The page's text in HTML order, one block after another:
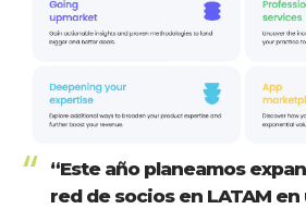
“Este año planeamos
red de socios en LATAM en